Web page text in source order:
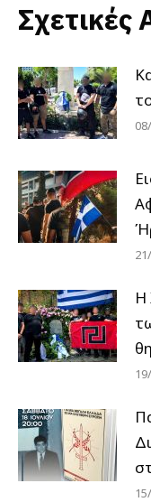
Σχετικές
Η